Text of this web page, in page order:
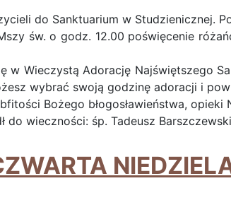
do Sanktuarium w Studzienicznej.
św. o godz. 12.00 poświęcenie
w Wieczystą Adorację Najświętszego
wybrać swoją godzinę adoracji i
Bożego błogosławieństwa, opieki
do wieczności: śp. Tadeusz